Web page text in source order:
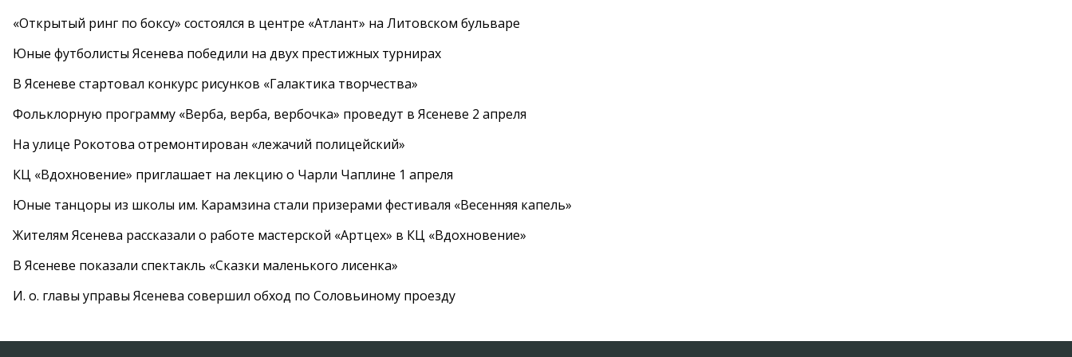
«Открытый ринг по боксу» состоялся в центре «Атлант» на Литовском бульваре
Юные футболисты Ясенева победили на двух престижных турнирах
В Ясеневе стартовал конкурс рисунков «Галактика творчества»
Фольклорную программу «Верба, верба, вербочка» проведут в Ясеневе 2 апреля
На улице Рокотова отремонтирован «лежачий полицейский»
КЦ «Вдохновение» приглашает на лекцию о Чарли Чаплине 1 апреля
Юные танцоры из школы им. Карамзина стали призерами фестиваля «Весенняя капель»
Жителям Ясенева рассказали о работе мастерской «Артцех» в КЦ «Вдохновение»
В Ясеневе показали спектакль «Сказки маленького лисенка»
И. о. главы управы Ясенева совершил обход по Соловьиному проезду